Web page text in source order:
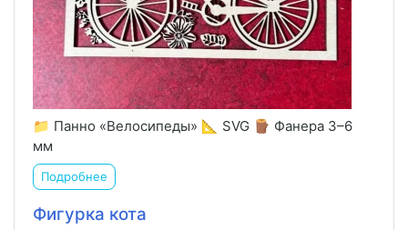
📁 Панно «Велосипеды» 📐 SVG 🪵 Фанера 3–6
мм
Подробнее
Фигурка кота